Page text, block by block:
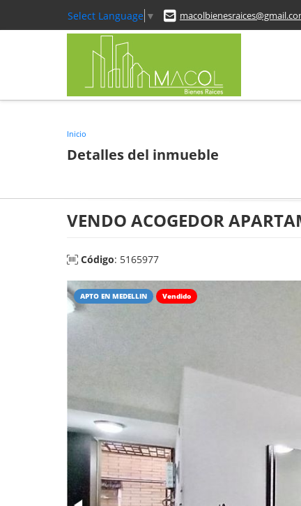
Select Language ▼
Inicio
Detalles del inmueble
VENDO ACOGEDOR
Código: 5165977
APTO EN MEDELLIN Vendido